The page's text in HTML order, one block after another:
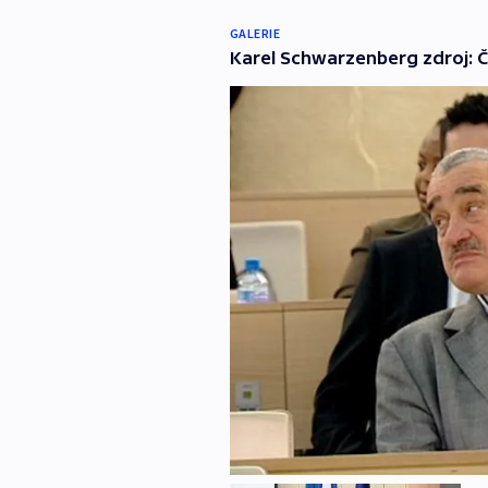
GALERIE
Karel Schwarzenberg zdroj: